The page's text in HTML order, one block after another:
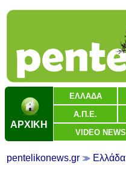
ΑΡΧΙΚΗ
ΕΛΛΑΔΑ
Α.Π.Ε.
VIDEO NEWS
pentelikonews.gr Ελλάδα